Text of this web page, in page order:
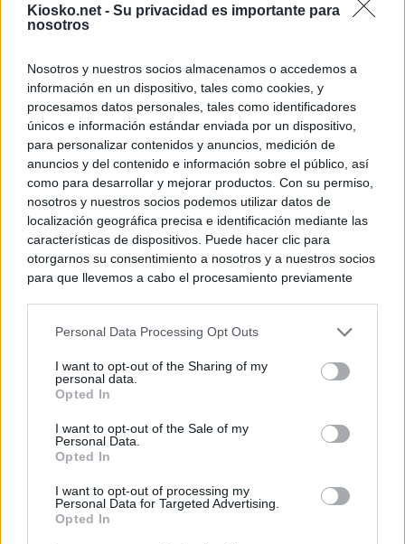
Kiosko.net - Su privacidad es importante para
nosotros
Nosotros y nuestros socios almacenamos o accedemos a
información en un dispositivo, tales como cookies, y
procesamos datos personales, tales como identificadores
únicos e información estándar enviada por un dispositivo,
para personalizar contenidos y anuncios, medición de
anuncios y del contenido e información sobre el público, así
como para desarrollar y mejorar productos. Con su permiso,
nosotros y nuestros socios podemos utilizar datos de
localización geográfica precisa e identificación mediante las
características de dispositivos. Puede hacer clic para
otorgarnos su consentimiento a nosotros y a nuestros socios
para que llevemos a cabo el procesamiento previamente
negar su consentimiento. Tenga en cuenta que algún
de su consentimiento, pero usted tiene el derecho de
rechazar tal procesamiento. Sus preferencias se aplicarán
cualquier momento entrando de nuevo en este sitio web o
visitando nuestra política de privacidad.
Personal Data Processing Opt Outs
I want to opt-out of the Sharing of my
personal data.
Opted In
I want to opt-out of the Sale of my
Personal Data.
Opted In
I want to opt-out of processing my
Personal Data for Targeted Advertising.
Opted In